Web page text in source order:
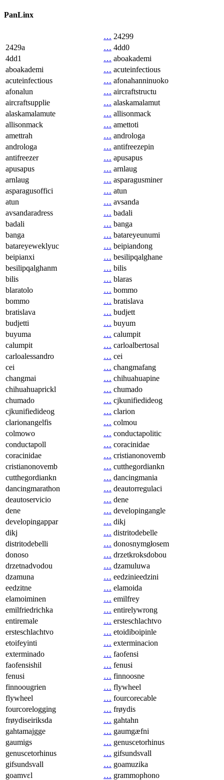
PanLinx
… 24299
2429a
… 4dd0
4dd1
… aboakademi
aboakademi
… acuteinfectious
acuteinfectious
… afonahanninuoko
afonalun
… aircraftstructu
aircraftsupplie
… alaskamalamut
alaskamalamute
… allisonmack
allisonmack
… amettoti
amettrah
… androloga
androloga
… antifreezepin
antifreezer
… apusapus
apusapus
… arnlaug
arnlaug
… asparagusminer
asparagusoffici
… atun
atun
… avsanda
avsandaradress
… badali
badali
… banga
banga
… batareyeunumi
batareyeweklyuc
… beipiandong
beipianxi
… besilipqalghane
besilipqalghanm
… bilis
bilis
… blaras
blaratolo
… bommo
bommo
… bratislava
bratislava
… budjett
budjetti
… buyum
buyuma
… calumpit
calumpit
… carloalbertosal
carloalessandro
… cei
cei
… changmafang
changmai
… chihuahuapine
chihuahuaprickl
… chumado
chumado
… cjkunifiedideog
cjkunifiedideog
… clarion
clarionangelfis
… colmou
colmowo
… conductapolitic
conductapoll
… coracinidae
coracinidae
… cristianonovemb
cristianonovemb
… cutthegordiankn
cutthegordiankn
… dancingmania
dancingmarathon
… deautorregulaci
deautoservicio
… dene
dene
… developingangle
developingappar
… dikj
dikj
… distritodebelle
distritodebelli
… donosnymgłosem
donoso
… drzetkroksdobou
drzetnadvodou
… dzamuluwa
dzamuna
… eedzinieedzini
eedzitne
… elamoida
elamoiminen
… emilfrey
emilfriedrichka
… entirelywrong
entiremale
… ersteschlachtvo
ersteschlachtvo
… etoidiboipinle
etoifeyinti
… exterminacion
exterminado
… faofensi
faofensishil
… fenusi
fenusi
… finnoosne
finnoougrien
… flywheel
flywheel
… fourcorecable
fourcorelogging
… frøydis
frøydiseiriksda
… gahtahn
gahtamajgge
… gaumgæfni
gaumigs
… genuscetorhinus
genuscetorhinus
… gifsundsvall
gifsundsvall
… goamuzika
goamvɛl
… grammophono